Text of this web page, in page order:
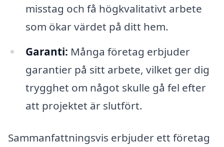
misstag och få högkvalitativt arbete
som ökar värdet på ditt hem.
Garanti: Många företag erbjuder
garantier på sitt arbete, vilket ger dig
trygghet om något skulle gå fel efter
att projektet är slutfört.
Sammanfattningsvis erbjuder ett företag